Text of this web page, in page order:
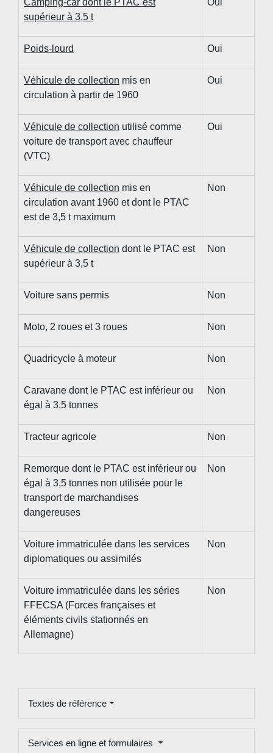
supérieur à 3,5 t
Poids-lourd Oui
Véhicule de collection mis en
circulation à partir de 1960
Oui
Véhicule de collection utilisé comme
voiture de transport avec chauffeur
(VTC)
Oui
Véhicule de collection mis en
circulation avant 1960 et dont le PTAC
est de 3,5 t maximum
Non
Véhicule de collection dont le PTAC est
supérieur à 3,5 t
Non
Voiture sans permis Non
Moto, 2 roues et 3 roues Non
Quadricycle à moteur Non
Caravane dont le PTAC est inférieur ou
égal à 3,5 tonnes
Non
Tracteur agricole Non
Remorque dont le PTAC est inférieur ou
égal à 3,5 tonnes non utilisée pour le
transport de marchandises
dangereuses
Non
Voiture immatriculée dans les services
diplomatiques ou assimilés
Non
Voiture immatriculée dans les séries
FFECSA (Forces françaises et
éléments civils stationnés en
Allemagne)
Non
Textes de référence
Services en ligne et formulaires